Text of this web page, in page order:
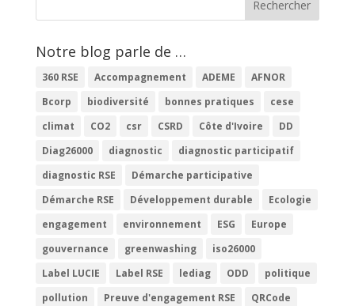
Notre blog parle de …
360 RSE Accompagnement ADEME
AFNOR
Bcorp
biodiversité bonnes pratiques
cese
climat
CO2 csr CSRD Côte d'Ivoire
DD
Diag26000
diagnostic
diagnostic participatif
diagnostic RSE
Démarche participative
Démarche RSE
Développement durable
Ecologie
engagement
environnement ESG
Europe
gouvernance
greenwashing
iso26000
Label LUCIE
Label RSE lediag ODD
politique
pollution
Preuve d'engagement RSE
QRCode